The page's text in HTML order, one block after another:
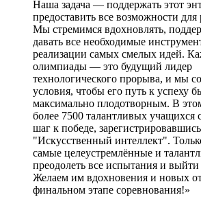
Наша задача — поддержать этот
предоставить все возможности для
Мы стремимся вдохновлять,
давать все необходимые
реализации самых смелых идей.
олимпиады — это будущий лидер
технологического прорыва, и мы
условия, чтобы его путь к успеху
максимально плодотворным. В
более 7500 талантливых учащихся
шаг к победе,
"Искусственный интеллект".
самые целеустремлённые и
преодолеть все испытания и
Желаем им вдохновения и новых
финальном этапе соревнования!»